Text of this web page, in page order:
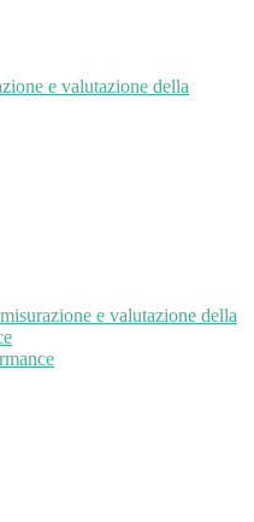
e valutazione della
e valutazione della